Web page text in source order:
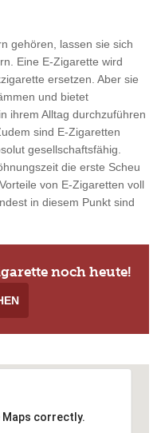
gehören, lassen sie sich
Eine E-Zigarette wird
ersetzen. Aber sie
und bietet
ihrem Alltag durchzuführen
sind E-Zigaretten
gesellschaftsfähig.
die erste Scheu
von E-Zigaretten voll
in diesem Punkt sind
noch heute!
Maps correctly.